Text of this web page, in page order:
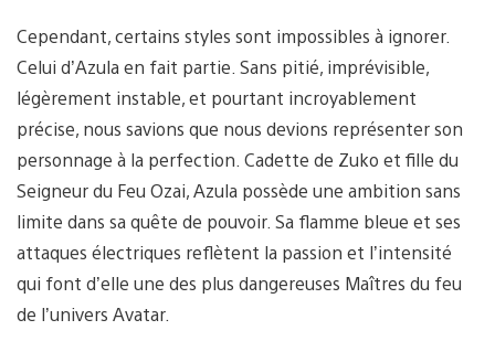
Cependant, certains styles sont impossibles à ignorer.
Celui d’Azula en fait partie. Sans pitié, imprévisible,
légèrement instable, et pourtant incroyablement
précise, nous savions que nous devions représenter son
personnage à la perfection. Cadette de Zuko et fille du
Seigneur du Feu Ozai, Azula possède une ambition sans
limite dans sa quête de pouvoir. Sa flamme bleue et ses
attaques électriques reflètent la passion et l’intensité
qui font d’elle une des plus dangereuses Maîtres du feu
de l’univers Avatar.